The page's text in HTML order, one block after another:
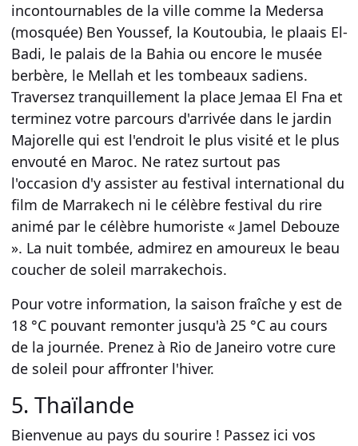
incontournables de la ville comme la Medersa
(mosquée) Ben Youssef, la Koutoubia, le plaais El-
Badi, le palais de la Bahia ou encore le musée
berbère, le Mellah et les tombeaux sadiens.
Traversez tranquillement la place Jemaa El Fna et
terminez votre parcours d'arrivée dans le jardin
Majorelle qui est l'endroit le plus visité et le plus
envouté en Maroc. Ne ratez surtout pas
l'occasion d'y assister au festival international du
film de Marrakech ni le célèbre festival du rire
animé par le célèbre humoriste « Jamel Debouze
». La nuit tombée, admirez en amoureux le beau
coucher de soleil marrakechois.
Pour votre information, la saison fraîche y est de
18 °C pouvant remonter jusqu'à 25 °C au cours
de la journée. Prenez à Rio de Janeiro votre cure
de soleil pour affronter l'hiver.
5. Thaïlande
Bienvenue au pays du sourire ! Passez ici vos